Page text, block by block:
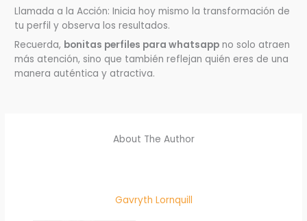
Llamada a la Acción: Inicia hoy mismo la transformación de
tu perfil y observa los resultados.
Recuerda, bonitas perfiles para whatsapp no solo atraen
más atención, sino que también reflejan quién eres de una
manera auténtica y atractiva.
About The Author
Gavryth Lornquill